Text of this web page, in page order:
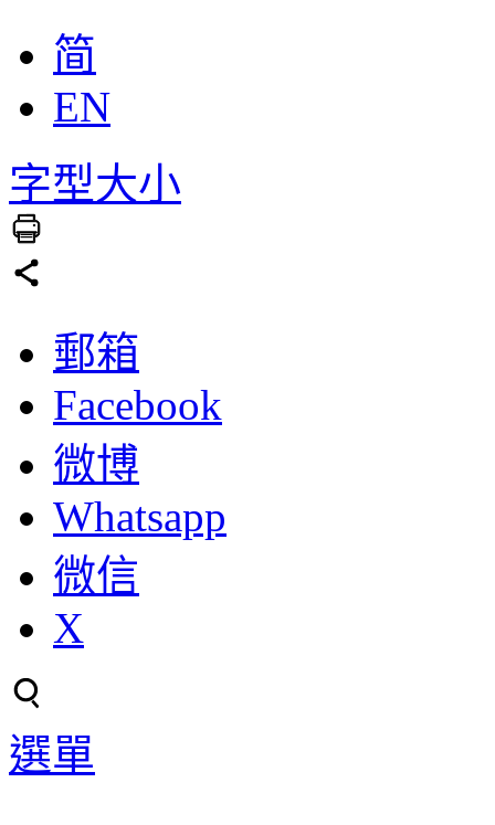
简
EN
字型大小
郵箱
Facebook
微博
Whatsapp
微信
X
選單